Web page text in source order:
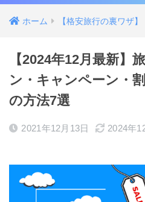
ホーム 【格安旅行の裏ワザ】
【2024年12月最新】
ン・キャンペーン・
の方法7選
2021年12月13日 2024年